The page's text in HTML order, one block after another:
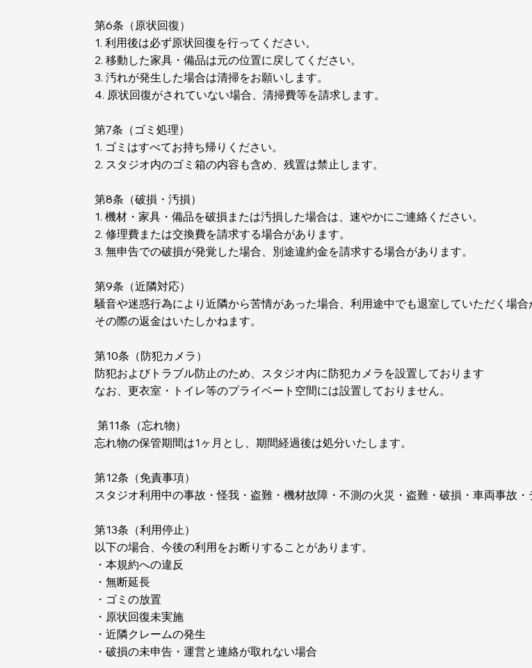
第6条（原状回復）
1. 利用後は必ず原状回復を行ってください。
2. 移動した家具・備品は元の位置に戻してください。
3. 汚れが発生した場合は清掃をお願いします。
4. 原状回復がされていない場合、清掃費等を請求します。
第7条（ゴミ処理）
1. ゴミはすべてお持ち帰りください。
2. スタジオ内のゴミ箱の内容も含め、残置は禁止します。
第8条（破損・汚損）
1. 機材・家具・備品を破損または汚損した場合は、速やかにご連絡ください。
2. 修理費または交換費を請求する場合があります。
3. 無申告での破損が発覚した場合、別途違約金を請求する場合があります。
第9条（近隣対応）
騒音や迷惑行為により近隣から苦情があった場合、利用途中でも退室していただく場合
その際の返金はいたしかねます。
第10条（防犯カメラ）
防犯およびトラブル防止のため、スタジオ内に防犯カメラを設置しております
なお、更衣室・トイレ等のプライベート空間には設置しておりません。
第11条（忘れ物）
忘れ物の保管期間は1ヶ月とし、期間経過後は処分いたします。
第12条（免責事項）
スタジオ利用中の事故・怪我・盗難・機材故障・不測の火災・盗難・破損・車両事故
第13条（利用停止）
以下の場合、今後の利用をお断りすることがあります。
・本規約への違反
・無断延長
・ゴミの放置
・原状回復未実施
・近隣クレームの発生
・破損の未申告・運営と連絡が取れない場合